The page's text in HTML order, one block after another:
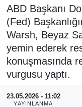
ABD Başkanı
(Fed)
Warsh, Beyaz
yemin ederek
konuşmasında
vurgusu yaptı.
23.05.2026 - 11:02
YAYINLANMA
SİYASET
SPOR
ASAYİŞ
Tüm
Son Dakika
Haber Arşivi